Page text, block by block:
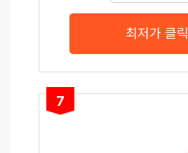
최저가 클릭
7